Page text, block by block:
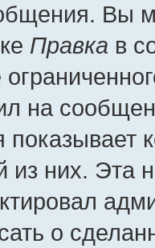
Вы
Правка в
на
показывает
из них. Эта
о